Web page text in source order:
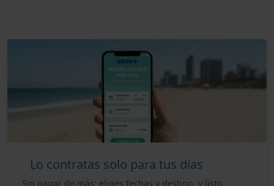
Lo contratas solo para tus días
Sin pagar de más: eliges fechas y destino, y listo.